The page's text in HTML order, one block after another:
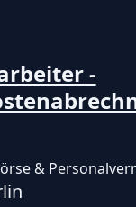
-
&